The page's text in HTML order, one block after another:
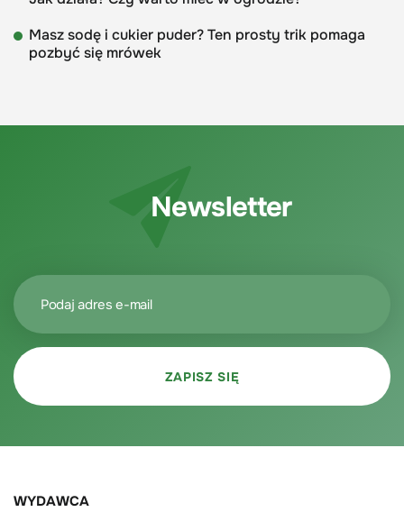
Masz sodę i cukier puder? Ten prosty trik pomaga
pozbyć się mrówek
Newsletter
WYDAWCA